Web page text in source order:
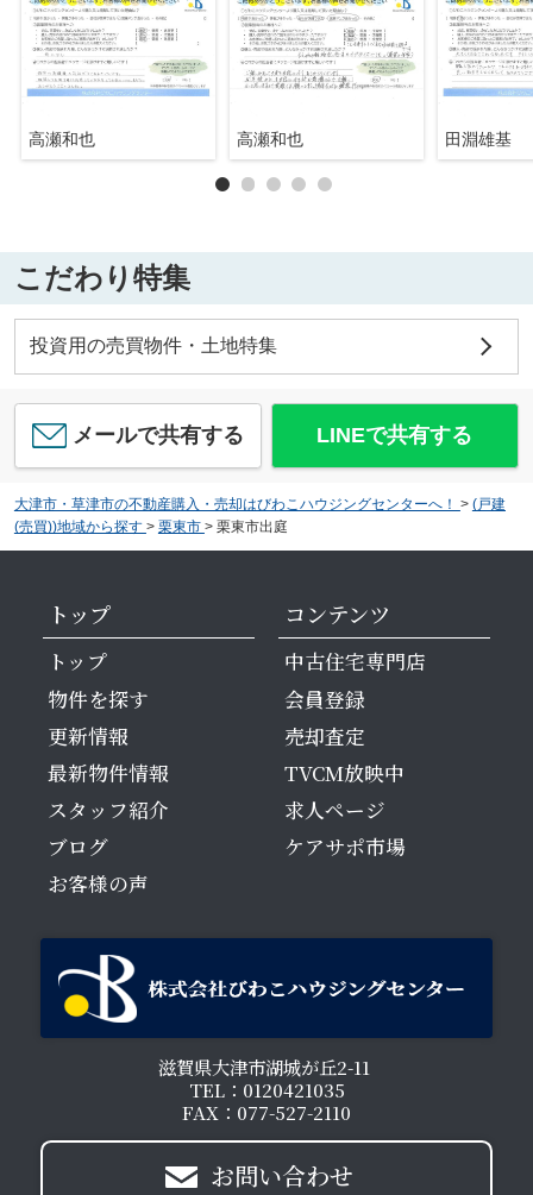
高瀬和也 高瀬和也 田淵雄基
こだわり特集
投資用の売買物件・土地特集
メールで共有する LINEで共有する
大津市・草津市の不動産購入・売却はびわこハウジングセンターへ！ > (戸建
(売買))地域から探す > 栗東市 > 栗東市出庭
トップ
トップ
物件を探す
更新情報
最新物件情報
スタッフ紹介
ブログ
お客様の声
コンテンツ
中古住宅専門店
会員登録
売却査定
TVCM放映中
求人ページ
ケアサポ市場
滋賀県大津市湖城が丘2-11
TEL：0120421035
FAX：077-527-2110
お問い合わせ